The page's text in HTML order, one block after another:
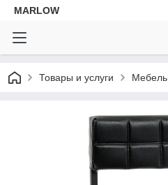
MARLOW
Товары и услуги Мебель